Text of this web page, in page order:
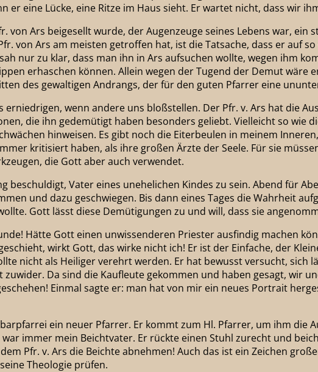
er eine Lücke, eine Ritze im Haus sieht. Er wartet nicht, dass wir
von Ars beigesellt wurde, der Augenzeuge seines Lebens war,
von Ars am meisten getroffen hat, ist die Tatsache, dass er auf
nur zu klar, dass man ihn in Ars aufsuchen wollte, wegen ihm
erhaschen können. Allein wegen der Tugend der Demut
des gewaltigen Andrangs, der für den guten Pfarrer eine
erniedrigen, wenn andere uns bloßstellen. Der Pfr. v. Ars hat die
die ihn gedemütigt haben besonders geliebt. Vielleicht so wie
hinweisen. Es gibt noch die Eiterbeulen in meinem
kritisiert haben, als ihre großen Ärzte der Seele. Für sie
die Gott aber auch verwendet.
beschuldigt, Vater eines unehelichen Kindes zu sein. Abend für
und dazu geschwiegen. Bis dann eines Tages die Wahrheit
Gott lässt diese Demütigungen zu und will, dass sie
Hätte Gott einen unwissenderen Priester ausfindig machen
wirkt Gott, das wirke nicht ich! Er ist der Einfache, der
nicht als Heiliger verehrt werden. Er hat bewusst versucht, sich
Da sind die Kaufleute gekommen und haben gesagt, wir
Einmal sagte er: man hat von mir ein neues Portrait
ein neuer Pfarrer. Er kommt zum Hl. Pfarrer, um ihm
immer mein Beichtvater. Er rückte einen Stuhl zurecht und
Pfr. v. Ars die Beichte abnehmen! Auch das ist ein Zeichen
Theologie prüfen.